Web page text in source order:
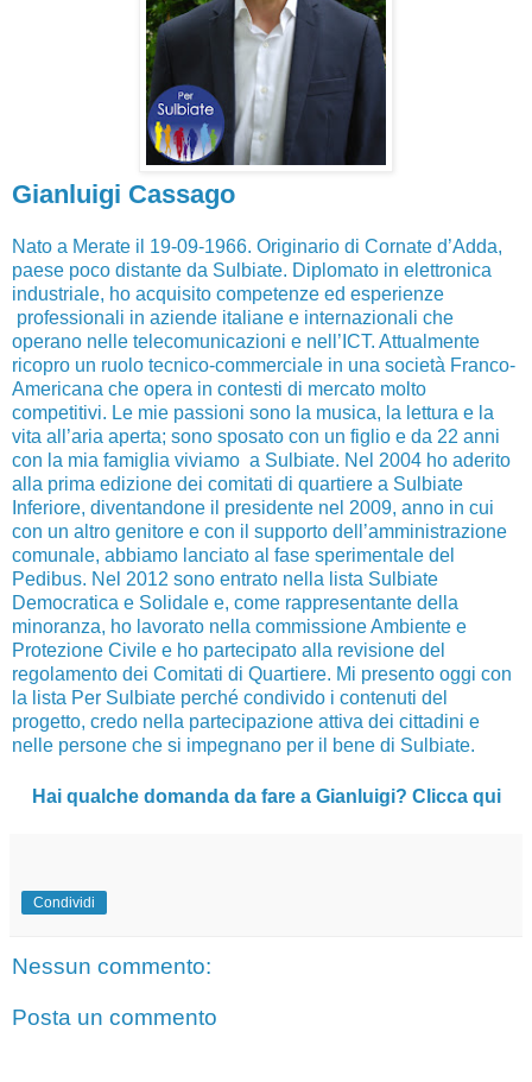
Gianluigi Cassago
Nato a Merate il 19-09-1966. Originario di Cornate d’Adda,
paese poco distante da Sulbiate. Diplomato in elettronica
industriale, ho acquisito competenze ed esperienze
professionali in aziende italiane e internazionali che
operano nelle telecomunicazioni e nell’ICT. Attualmente
ricopro un ruolo tecnico-commerciale in una società Franco-
Americana che opera in contesti di mercato molto
competitivi. Le mie passioni sono la musica, la lettura e la
vita all’aria aperta; sono sposato con un figlio e da 22 anni
con la mia famiglia viviamo a Sulbiate. Nel 2004 ho aderito
alla prima edizione dei comitati di quartiere a Sulbiate
Inferiore, diventandone il presidente nel 2009, anno in cui
con un altro genitore e con il supporto dell’amministrazione
comunale, abbiamo lanciato al fase sperimentale del
Pedibus. Nel 2012 sono entrato nella lista Sulbiate
Democratica e Solidale e, come rappresentante della
minoranza, ho lavorato nella commissione Ambiente e
Protezione Civile e ho partecipato alla revisione del
regolamento dei Comitati di Quartiere. Mi presento oggi con
la lista Per Sulbiate perché condivido i contenuti del
progetto, credo nella partecipazione attiva dei cittadini e
nelle persone che si impegnano per il bene di Sulbiate.
Hai qualche domanda da fare a Gianluigi? Clicca qui
Condividi
Nessun commento:
Posta un commento